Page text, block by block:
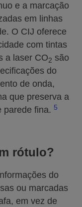
e a marcação
em linhas
O CIJ oferece
com tintas
a laser CO2 são
do
de onda,
que preserva a
parede fina. 5
rótulo?
do
ou marcadas
em vez de